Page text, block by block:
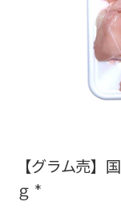
【グラム売】
ｇ *